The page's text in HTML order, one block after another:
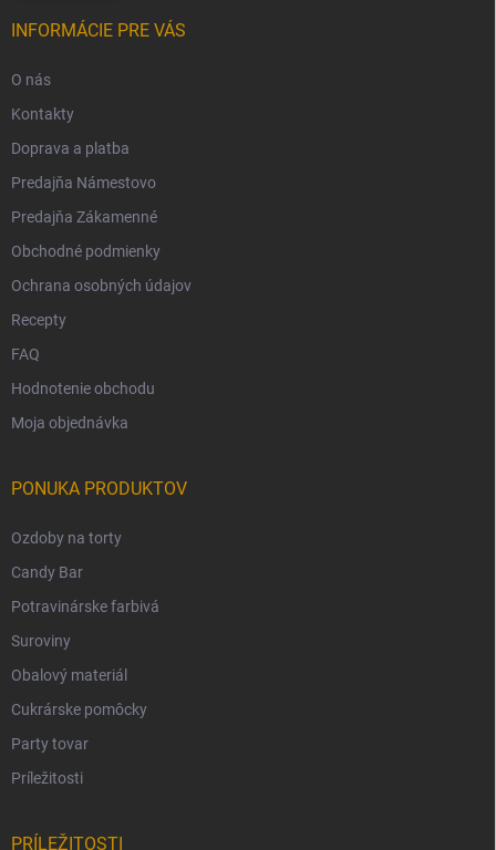
INFORMÁCIE PRE VÁS
O nás
Kontakty
Doprava a platba
Predajňa Námestovo
Predajňa Zákamenné
Obchodné podmienky
Ochrana osobných údajov
Recepty
FAQ
Hodnotenie obchodu
Moja objednávka
PONUKA PRODUKTOV
Ozdoby na torty
Candy Bar
Potravinárske farbivá
Suroviny
Obalový materiál
Cukrárske pomôcky
Party tovar
Príležitosti
PRÍLEŽITOSTI